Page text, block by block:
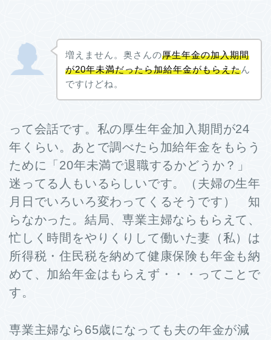
増えません。奥さんの厚生年金の加入期間
が20年未満だったら加給年金がもらえたん
ですけどね。
って会話です。私の厚生年金加入期間が24
年くらい。あとで調べたら加給年金をもらう
ために「20年未満で退職するかどうか？」
迷ってる人もいるらしいです。（夫婦の生年
月日でいろいろ変わってくるそうです） 知
らなかった。結局、専業主婦ならもらえて、
忙しく時間をやりくりして働いた妻（私）は
所得税・住民税を納めて健康保険も年金も納
めて、加給年金はもらえず・・・ってことで
す。
専業主婦なら65歳になっても夫の年金が減